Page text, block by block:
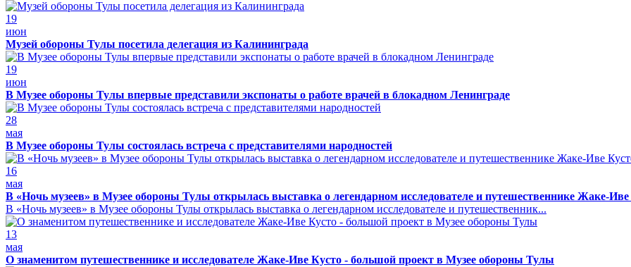
19
июн
Музей обороны Тулы посетила делегация из Калининграда
19
июн
В Музее обороны Тулы впервые представили экспонаты о работе врачей в блокадном Ленинграде
28
мая
В Музее обороны Тулы состоялась встреча с представителями народностей
16
мая
В «Ночь музеев» в Музее обороны Тулы открылась выставка о легендарном исследователе и путешественнике Жаке-
В «Ночь музеев» в Музее обороны Тулы открылась выставка о легендарном исследователе и путешественник...
13
мая
О знаменитом путешественнике и исследователе Жаке-Иве Кусто - большой проект в Музее обороны Тулы